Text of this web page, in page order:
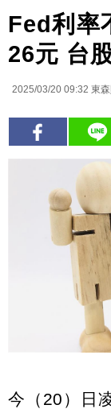
Fed利率
26元 台
2025/03/20 09:32 東
今（20）日